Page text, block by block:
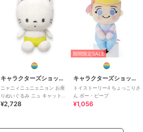
キャラクターズショップ ラフラフ
ニャニィニュニェニョン お座
りぬいぐるみ ニュ キャットシ
リーズ
¥2,728
期間限定SALE
キャラクターズショップ ラフラフ
トイストーリー4 ちょっこりさ
ん ボー・ピープ
¥1,056